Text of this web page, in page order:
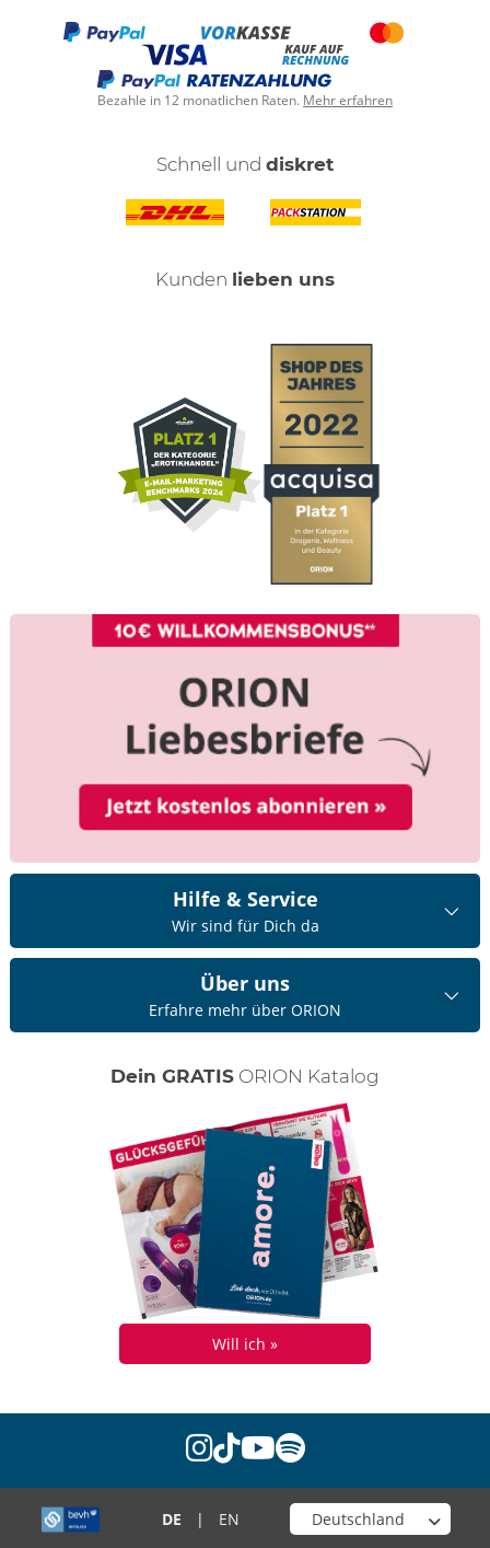
Bezahle in 12 monatlichen Raten. Mehr erfahren
Schnell und diskret
Kunden lieben uns
Hilfe & Service
Wir sind für Dich da
Über uns
Erfahre mehr über ORION
Dein GRATIS ORION Katalog
Will ich »
instagram
tiktok
youtube
spotify
DE | EN Wähle deinen Shop